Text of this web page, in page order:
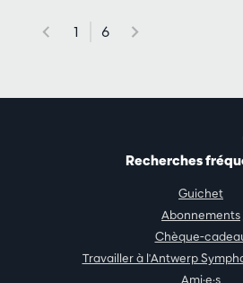
1 6
Recherches
Guichet
Abonnements
Chèque-
Travailler à l'Antwerp
Ami·e·s